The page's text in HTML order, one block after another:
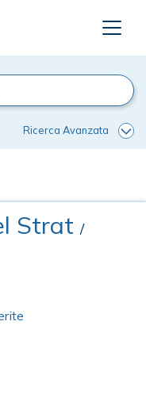
Ricerca Avanzata
Strat /